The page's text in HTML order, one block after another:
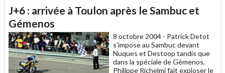
à
J+6 : arrivée à Toulon après le Sambuc et
Gémenos
8 octobre 2004 - Patrick Detot
s'impose au Sambuc devant
Nuques et Destoop tandis que
dans la spéciale de Gémenos,
Philippe Richelmi fait exploser le